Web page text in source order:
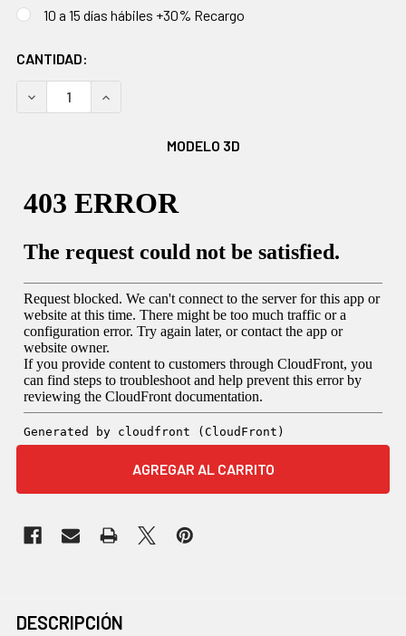
10 a 15 días hábiles +30% Recargo
EXISTENCIAS
ACTUALES:
CANTIDAD:
DISMINUIR CANTIDAD:AUMENTAR CANTIDAD:
MODELO 3D
JUNTOS
DESCRIPCIÓN